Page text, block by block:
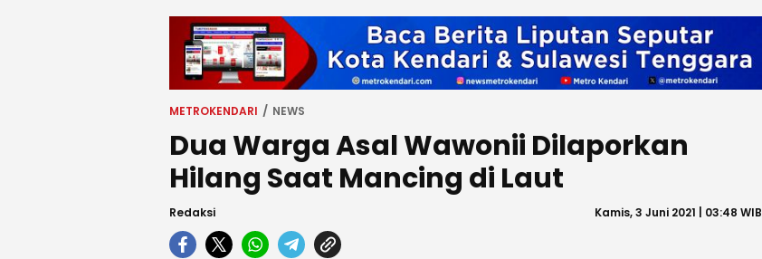
METROKENDARI NEWS
Dua Warga Asal Wawonii Dilaporkan
Hilang Saat Mancing di Laut
Redaksi Kamis, 3 Juni 2021 | 03:48 WIB